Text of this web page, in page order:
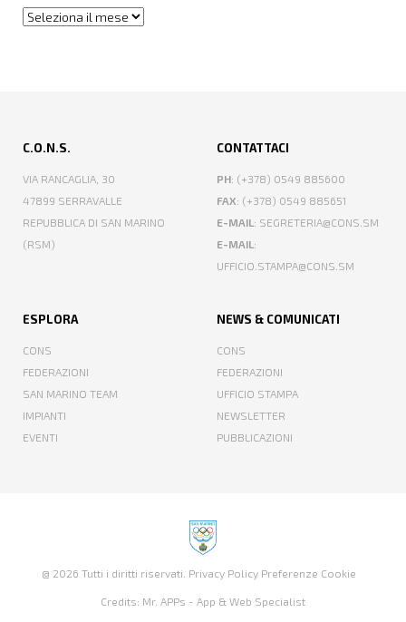
Archivi
C.O.N.S.
VIA RANCAGLIA, 30
47899 SERRAVALLE
REPUBBLICA DI SAN MARINO
(RSM)
CONTATTACI
PH: (+378) 0549 885600
FAX: (+378) 0549 885651
E-MAIL : SEGRETERIA@CONS.SM
E-MAIL :
UFFICIO.STAMPA@CONS.SM
ESPLORA
CONS
FEDERAZIONI
SAN MARINO TEAM
IMPIANTI
EVENTI
NEWS & COMUNICATI
CONS
FEDERAZIONI
UFFICIO STAMPA
NEWSLETTER
PUBBLICAZIONI
@ 2026 Tutti i diritti riservati. Privacy Policy Preferenze Cookie
Credits: Mr. APPs - App & Web Specialist